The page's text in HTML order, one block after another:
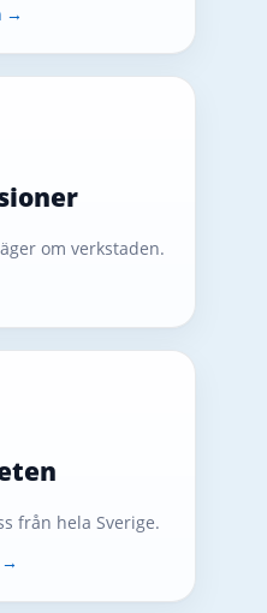
→
om verkstaden.
från hela Sverige.